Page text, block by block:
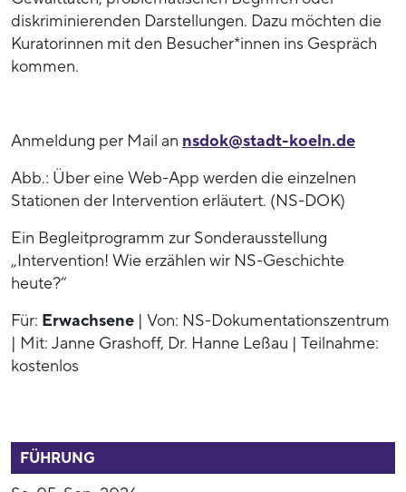
diskriminierenden Darstellungen. Dazu möchten die
Kuratorinnen mit den Besucher*innen ins Gespräch
kommen.
Anmeldung per Mail an nsdok@stadt-koeln.de
Abb.: Über eine Web-App werden die einzelnen
Stationen der Intervention erläutert. (NS-DOK)
Ein Begleitprogramm zur Sonderausstellung
„Intervention! Wie erzählen wir NS-Geschichte
heute?“
Für: Erwachsene | Von: NS-Dokumentationszentrum
| Mit: Janne Grashoff, Dr. Hanne Leßau | Teilnahme:
kostenlos
FÜHRUNG